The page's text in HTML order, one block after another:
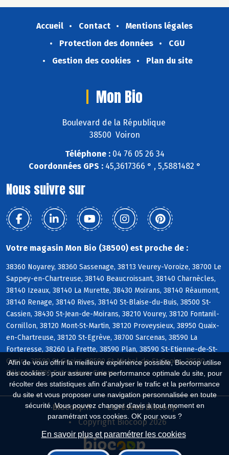
Afin de vous offrir la meilleure expérience possible, Biocoop utilise
des cookies : pour assurer une performance optimale du site, pour
récolter des statistiques afin d'analyser le trafic et la performance
du site et vous proposer une navigation personnalisée en toute
sécurité. Vous pouvez changer d'avis à tout moment en
paramétrant vos cookies. OK pour vous ?
En savoir plus et paramétrer les cookies
Accueil Contact
Mentions légales
Protection des données
CGU
Gestion des cookies
Plan du site
Mon Bio
Boulevard de la République
38500 Voiron
Téléphone :04 76 05 26 34
Coordonnées GPS :45,3617366 ° , 5,5881482 °
Nous suivre sur
Votre magasin Mon Bio (38500) est proche de :
38360 Noyarey, 38360 Sassenage, 38113 Veurey-Voroize, 38700 Le
Sappey-en-Chartreuse, 38140 Beaucroissant, 38140 Charnècles,
38140 Izeaux, 38140 La Murette, 38430 Moirans, 38140 Réaumont,
38140 Renage, 38140 Rives, 38140 St-Blaise-du-Buis, 38500 St-
Cassien, 38430 St-Jean-de-Moirans, 38210 Vourey, 38120 Fontanil-
Cornillon, 38120 Mont-St-Martin, 38120 Proveysieux, 38950 Quaix-
en-Chartreuse, 38120 St-Egrève, 38700 Sarcenas, 38590 La
Forteresse, 38260 La Frette, 38590 Plan, 38590 St-Etienne-de-St-
Geoirs, 38590 St-Geoirs, 38590 St-Michel-de-St-Geoirs, 38590
Sillans, 38380 Entre-deux-Guiers
Biocoop.fr
Le réseau Biocoop
Copyright Biocoop 2026